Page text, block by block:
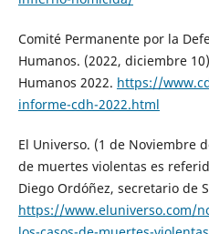
Comité Permanente por la
Humanos. (2022, diciembre
Humanos 2022. https://
informe-cdh-2022.html
El Universo. (1 de Noviembre
de muertes violentas es
Diego Ordóñez, secretario de
https://www.eluniverso.com/